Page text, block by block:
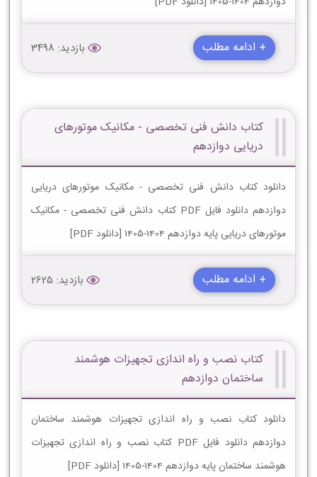
+ ادامه مطلب بازدید: 3498
کتاب دانش فنی تخصصی - مکانیک موتورهای
دریایی دوازدهم
دانلود کتاب دانش فنی تخصصی - مکانیک موتورهای دریایی
دوازدهم دانلود فایل PDF کتاب دانش فنی تخصصی - مکانیک
موتورهای دریایی پایه دوازدهم 1404-1405 [دانلود PDF]
+ ادامه مطلب بازدید: 2625
کتاب نصب و راه اندازی تجهیزات هوشمند
ساختمان دوازدهم
دانلود کتاب نصب و راه اندازی تجهیزات هوشمند ساختمان
دوازدهم دانلود فایل PDF کتاب نصب و راه اندازی تجهیزات
هوشمند ساختمان پایه دوازدهم 1404-1405 [دانلود PDF]